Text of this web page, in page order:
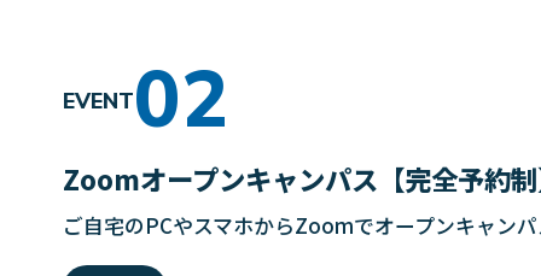
EVENT
Zoomオープンキャンパス【完全予約
ご自宅のPCやスマホからZoomでオープンキャン